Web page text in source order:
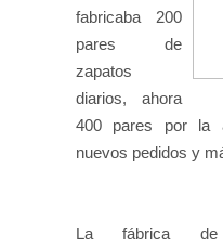
fabricaba 200
pares de
zapatos
diarios, ahora
400 pares por la
nuevos pedidos y
La fábrica